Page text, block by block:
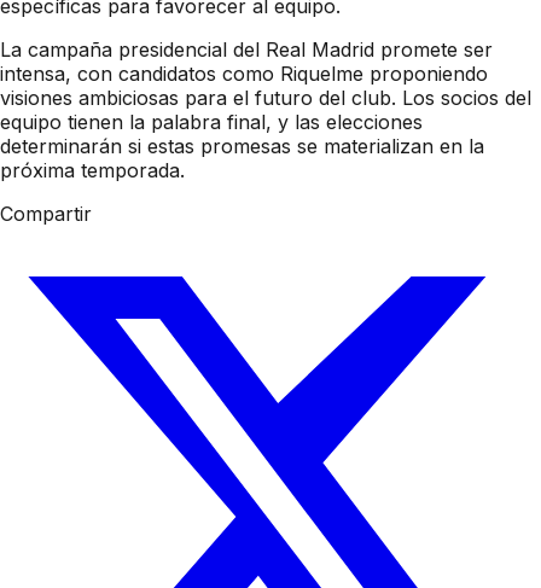
específicas para favorecer al equipo.
La campaña presidencial del Real Madrid promete ser
intensa, con candidatos como Riquelme proponiendo
visiones ambiciosas para el futuro del club. Los socios del
equipo tienen la palabra final, y las elecciones
determinarán si estas promesas se materializan en la
próxima temporada.
Compartir